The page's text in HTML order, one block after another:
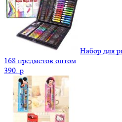
Набор для
168 предметов оптом
390. p